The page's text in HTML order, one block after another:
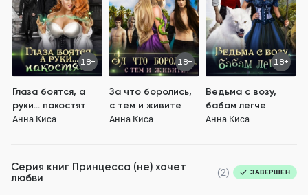
18+
Глаза боятся, а
руки... пакостят
Анна Киса
18+
За что боролись,
с тем и живите
Анна Киса
18+
Ведьма с возу,
бабам легче
Анна Киса
Серия книг Принцесса (не) хочет
любви
(2) ЗАВЕРШЕН